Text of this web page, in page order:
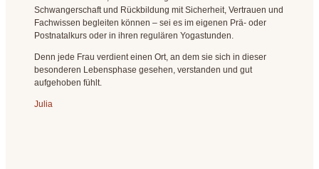
Schwangerschaft und Rückbildung mit Sicherheit, Vertrauen und
Fachwissen begleiten können – sei es im eigenen Prä- oder
Postnatalkurs oder in ihren regulären Yogastunden.
Denn jede Frau verdient einen Ort, an dem sie sich in dieser
besonderen Lebensphase gesehen, verstanden und gut
aufgehoben fühlt.
Julia